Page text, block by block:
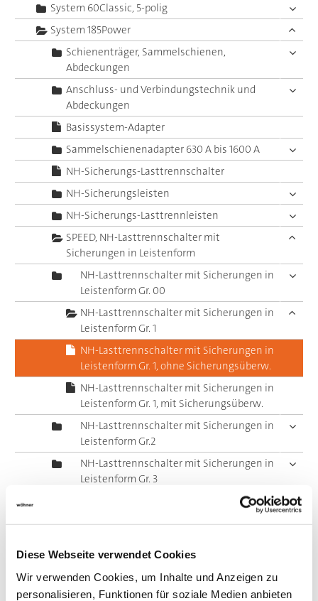
Diese Webseite verwendet Cookies
Wir verwenden Cookies, um Inhalte und Anzeigen zu
personalisieren, Funktionen für soziale Medien anbieten
System 60Classic, 5-polig
System 185Power
Schienenträger, Sammelschienen,
Abdeckungen
Anschluss- und Verbindungstechnik und
Abdeckungen
Basissystem-Adapter
Sammelschienenadapter 630 A bis 1600 A
NH-Sicherungs-Lasttrennschalter
NH-Sicherungsleisten
NH-Sicherungs-Lasttrennleisten
SPEED, NH-Lasttrennschalter mit
Sicherungen in Leistenform
NH-Lasttrennschalter mit Sicherungen in
Leistenform Gr. 00
NH-Lasttrennschalter mit Sicherungen in
Leistenform Gr. 1
NH-Lasttrennschalter mit Sicherungen in
Leistenform Gr. 1, ohne Sicherungsüberw.
NH-Lasttrennschalter mit Sicherungen in
Leistenform Gr. 1, mit Sicherungsüberw.
NH-Lasttrennschalter mit Sicherungen in
Leistenform Gr.2
NH-Lasttrennschalter mit Sicherungen in
Leistenform Gr. 3
Zentraleinspeisung
Zubehör